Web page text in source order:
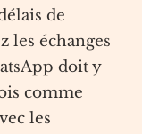
de
échanges
doit y
comme
les